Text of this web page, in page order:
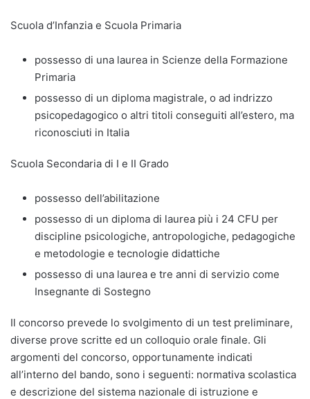
Scuola d’Infanzia e Scuola Primaria
possesso di una laurea in Scienze della Formazione
Primaria
possesso di un diploma magistrale, o ad indrizzo
psicopedagogico o altri titoli conseguiti all’estero, ma
riconosciuti in Italia
Scuola Secondaria di I e II Grado
possesso dell’abilitazione
possesso di un diploma di laurea più i 24 CFU per
discipline psicologiche, antropologiche, pedagogiche
e metodologie e tecnologie didattiche
possesso di una laurea e tre anni di servizio come
Insegnante di Sostegno
Il concorso prevede lo svolgimento di un test preliminare,
diverse prove scritte ed un colloquio orale finale. Gli
argomenti del concorso, opportunamente indicati
all’interno del bando, sono i seguenti: normativa scolastica
e descrizione del sistema nazionale di istruzione e